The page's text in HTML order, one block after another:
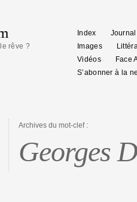
rêve ?
Index
Images
Vidéos
Face
S’abonner à la
Archives du mot-clef :
Georges